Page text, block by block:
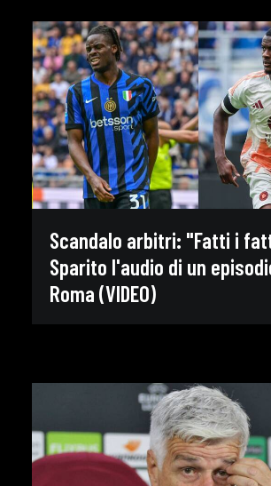
Scandalo arbitri: "Fatti i
Sparito l'audio di un
Roma (VIDEO)